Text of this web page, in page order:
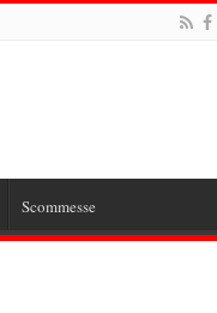
Scommesse